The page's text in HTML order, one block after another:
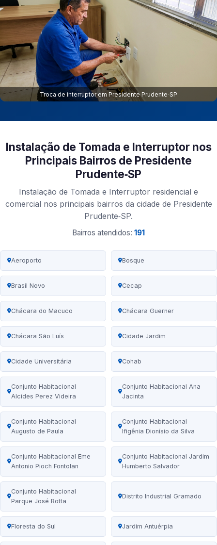
Troca de interruptor em Presidente Prudente‑SP
Instalação de Tomada e Interruptor nos
Principais Bairros de Presidente
Prudente‑SP
Instalação de Tomada e Interruptor residencial e
comercial nos principais bairros da cidade de Presidente
Prudente‑SP.
Bairros atendidos: 191
Aeroporto Bosque
Brasil Novo Cecap
Chácara do Macuco Chácara Guerner
Chácara São Luís Cidade Jardim
Cidade Universitária Cohab
Conjunto Habitacional
Alcides Perez Videira
Conjunto Habitacional Ana
Jacinta
Conjunto Habitacional
Augusto de Paula
Conjunto Habitacional
Ifigênia Dionísio da Silva
Conjunto Habitacional Eme
Antonio Pioch Fontolan
Conjunto Habitacional Jardim
Humberto Salvador
Conjunto Habitacional
Parque José Rotta
Distrito Industrial Gramado
Floresta do Sul Jardim Antuérpia